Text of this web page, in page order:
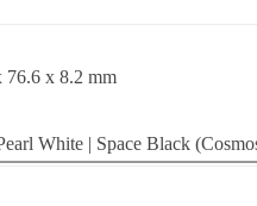
76.6 x 8.2 mm
White | Space Black